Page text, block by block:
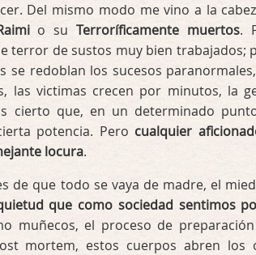
Del mismo modo me vino a la
o suTerroríficamente muertos.
terror de sustos muy bien trabajados;
se redoblan los sucesos
las victimas crecen por minutos, la
cierto que, en un determinado
potencia. Pero cualquier
locura.
de que todo se vaya de madre, el
que como sociedad sentimos
muñecos, el proceso de
mortem, estos cuerpos abren los